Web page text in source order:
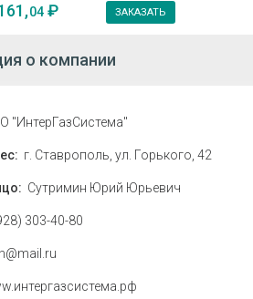
04 ₽ ЗАКАЗАТЬ
о компании
"ИнтерГазСистема"
г. Ставрополь, ул. Горького, 42
Сутримин Юрий Юрьевич
303-40-80